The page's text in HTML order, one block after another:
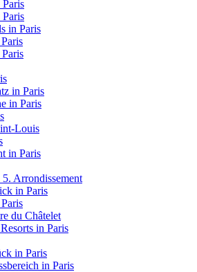
in Paris
in Paris
in Paris
Louis
in Paris
Arrondissement
in Paris
du Châtelet
in Paris
in Paris
in Paris